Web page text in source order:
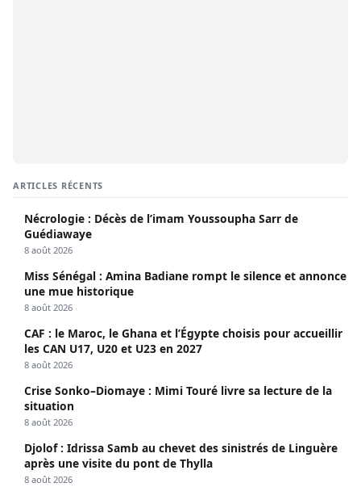
ARTICLES RÉCENTS
Nécrologie : Décès de l’imam Youssoupha Sarr de
Guédiawaye
8 août 2026
Miss Sénégal : Amina Badiane rompt le silence et annonce
une mue historique
8 août 2026
CAF : le Maroc, le Ghana et l’Égypte choisis pour accueillir
les CAN U17, U20 et U23 en 2027
8 août 2026
Crise Sonko–Diomaye : Mimi Touré livre sa lecture de la
situation
8 août 2026
Djolof : Idrissa Samb au chevet des sinistrés de Linguère
après une visite du pont de Thylla
8 août 2026